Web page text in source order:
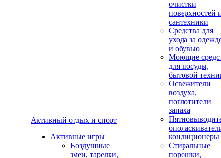
Активный отдых и спорт
Активные игры
Воздушные
змеи, тарелки,
очистки
поверхностей
сантехники
Средства для
ухода за
и обувью
Моющие
для посуды,
бытовой
Освежители
воздуха,
поглотители
запаха
кондиционеры
Стиральные
порошки,